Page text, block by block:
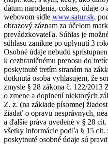
dátum narodenia, cokies, údaje
webovom sídle www.satur.sk,
obrazový záznam za účelom
prevádzkovateľa. Súhlas je
súhlasu zanikne po uplynutí 3
Osobné údaje nebudú
k cezhraničnému prenosu do
poskytnuté tretím stranám na
dotknutá osoba vyhlasujem, že
zmysle § 28 zákona č. 122/2013
o zmene a doplnení niektorých
Z. z. (na základe písomnej
žiadať o opravu nesprávnych,
a ďalšie práva uvedené v § 28
všetky informácie podľa § 15 cit.
poskytnuté osobné údaje sú